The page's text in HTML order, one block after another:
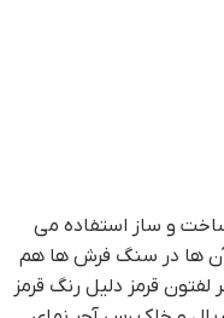
ساخت و ساز استفاده می
آن ها در سنگ فرش ها هم
لفتون قرمز دلیل رنگ قرمز